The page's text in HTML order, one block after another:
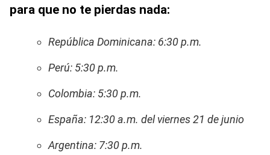
para que no te pierdas nada:
República Dominicana: 6:30 p.m.
Perú: 5:30 p.m.
Colombia: 5:30 p.m.
España: 12:30 a.m. del viernes 21 de junio
Argentina: 7:30 p.m.